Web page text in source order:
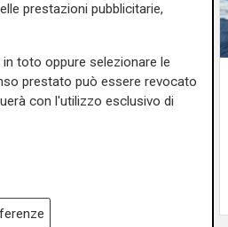
tafferugli tra
prestazioni pubblicitarie,
toto oppure selezionare le
prestato può essere revocato
con l'utilizzo esclusivo di